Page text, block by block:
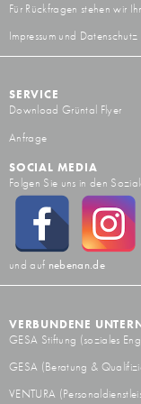
Für Rückfragen stehen wir
Impressum und Datenschutz
SERVICE
Download Grüntal Flyer
Anfrage
SOCIAL MEDIA
Folgen Sie uns in den
und auf nebenan.de
VERBUNDENE
GESA Stiftung (soziales
GESA (Beratung &
VENTURA